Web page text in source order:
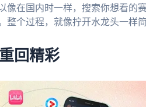
像在国内时一样，搜索你想看的
整个过程，就像拧开水龙头一样简
回精彩